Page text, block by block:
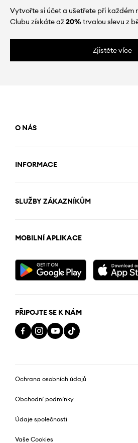
Vytvořte si účet a ušetřete při každém
Clubu získáte až20%trvalou slevu z
Zjistěte více
O NÁS
INFORMACE
SLUŽBY ZÁKAZNÍKŮM
MOBILNÍ APLIKACE
PŘIPOJTE SE K NÁM
Ochrana osobních údajů
Obchodní podmínky
Údaje společnosti
Vaše Cookies